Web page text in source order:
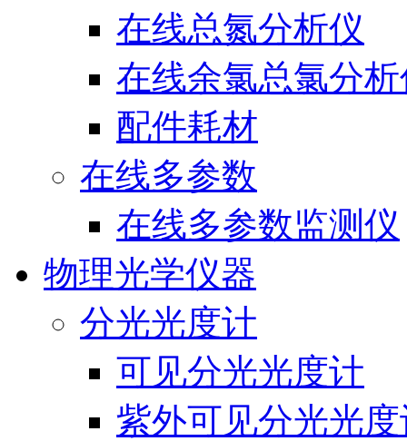
在线总氮分析仪
在线余氯总氯分
配件耗材
在线多参数
在线多参数监测仪
物理光学仪器
分光光度计
可见分光光度计
紫外可见分光光